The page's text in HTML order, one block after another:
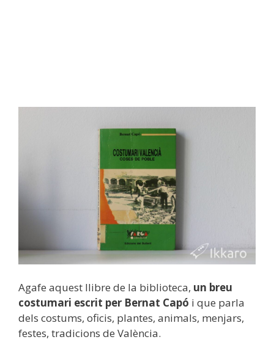
Agafe aquest llibre de la biblioteca, un breu
costumari escrit per Bernat Capó i que parla
dels costums, oficis, plantes, animals, menjars,
festes, tradicions de València.